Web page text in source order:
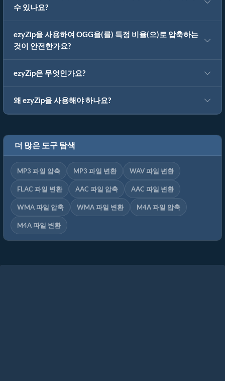
수 있나요?
ezyZip을 사용하여 OGG을(를) 특정 비율(으)로 압축하는
것이 안전한가요?
ezyZip은 무엇인가요?
왜 ezyZip을 사용해야 하나요?
더 많은 도구 탐색
MP3 파일 압축 MP3 파일 변환 WAV 파일 변환
FLAC 파일 변환 AAC 파일 압축 AAC 파일 변환
WMA 파일 압축 WMA 파일 변환 M4A 파일 압축
M4A 파일 변환